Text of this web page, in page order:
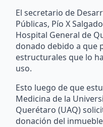
El secretario de
Públicas, Pío X
Hospital General de
donado debido a que
estructurales que lo
uso.
Esto luego de que
Medicina de la
Querétaro (UAQ)
donación del